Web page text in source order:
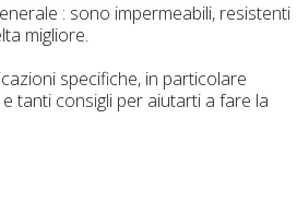
: sono impermeabili, resistenti
migliore.
specifiche, in particolare
e tanti consigli per aiutarti a fare la